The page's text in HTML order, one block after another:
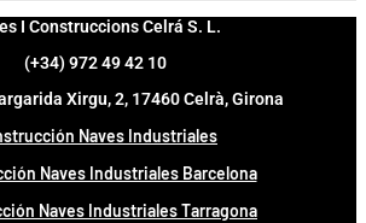
I Construccions Celrá S. L.
(+34) 972 49 42 10
Xirgu, 2, 17460 Celrà, Girona
Naves Industriales
Naves Industriales Barcelona
Naves Industriales Tarragona